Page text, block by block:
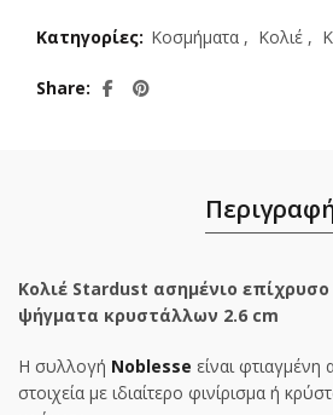
Κατηγορίες: Κοσμήματα , Κολιέ ,
Share
Κολιέ Stardust ασημένιο
ψήγματα κρυστάλλων 2.6 cm
Η συλλογή Noblesse είναι φτιαγμένη
στοιχεία με ιδιαίτερο φινίρισμα ή